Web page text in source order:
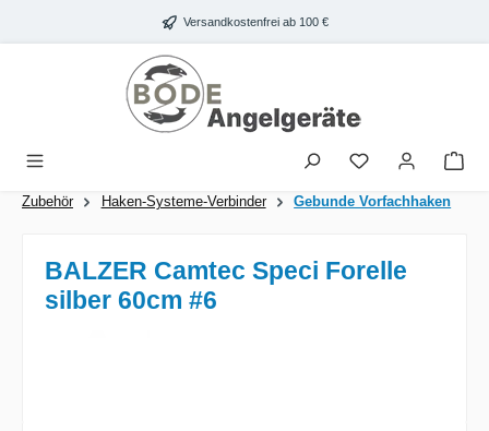
Zum Hauptinhalt springen Versandkostenfrei ab 100 €
Zubehör Haken-Systeme-Verbinder Gebunde Vorfachhaken
BALZER Camtec Speci Forelle
silber 60cm #6